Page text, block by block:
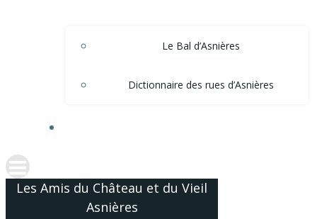
Le Bal d’Asnières
Dictionnaire des rues d’Asnières
Les Amis du Château et du Vieil
Asnières